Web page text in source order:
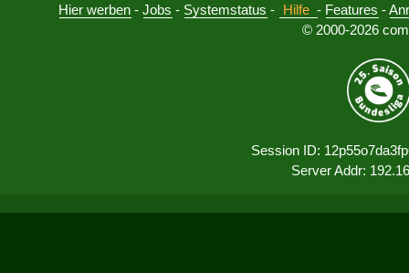
Hier werben -Jobs - Systemstatus - Hilfe - Features -
© 2000-2026
Session ID:
Server Addr: